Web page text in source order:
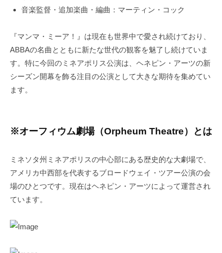
音楽監督・追加楽曲・編曲：マーティン・コック
『マンマ・ミーア！』は現在も世界中で愛され続けており、
ABBAの名曲とともに新たな世代の観客を魅了し続けていま
す。特に今回のミネアポリス公演は、ヘネピン・アーツの新
シーズン開幕を飾る注目の公演として大きな期待を集めてい
ます。
※オーフィウム劇場（Orpheum Theatre）とは
ミネソタ州ミネアポリスの中心部にある歴史的な大劇場で、
アメリカ中西部を代表するブロードウェイ・ツアー公演の会
場のひとつです。現在はヘネピン・アーツによって運営され
ています。